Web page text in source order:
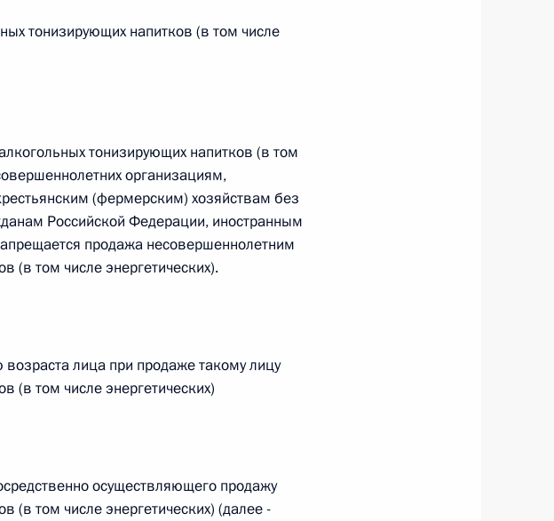
№ 267-ФЗ
г. № 251-ФЗ
Федерации и статьи 31 и 151 Уголовно-
г. № 264-ФЗ
тонизирующих напитков (в том числе
тонизирующих напитков (в том
организациям,
(фермерским) хозяйствам без
Российской Федерации, иностранным
продажа несовершеннолетним
(в том числе энергетических).
лица при продаже такому лицу
(в том числе энергетических)
осуществляющего продажу
(в том числе энергетических) (далее -